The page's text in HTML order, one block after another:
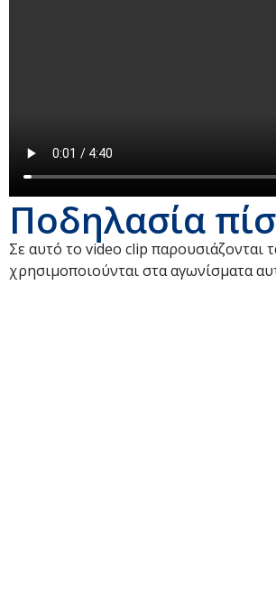
Ποδηλασία
Σε αυτό το video clip παρουσιάζονται
χρησιμοποιούνται στα αγωνίσματα